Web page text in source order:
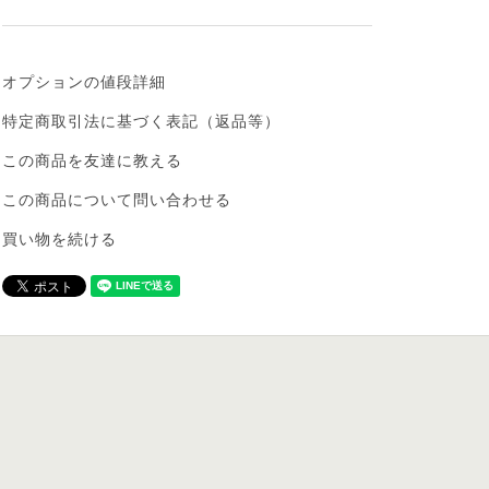
オプションの値段詳細
特定商取引法に基づく表記（返品等）
この商品を友達に教える
この商品について問い合わせる
買い物を続ける